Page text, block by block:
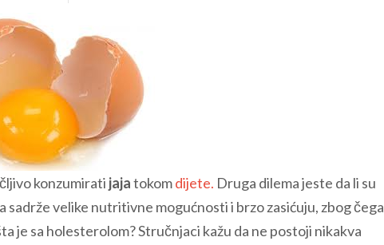
konzumirati jajatokomdijete. Druga dilema jeste da li su
sadrže velike nutritivne mogućnosti i brzo zasićuju, zbog čega
je sa holesterolom? Stručnjaci kažu da ne postoji nikakva